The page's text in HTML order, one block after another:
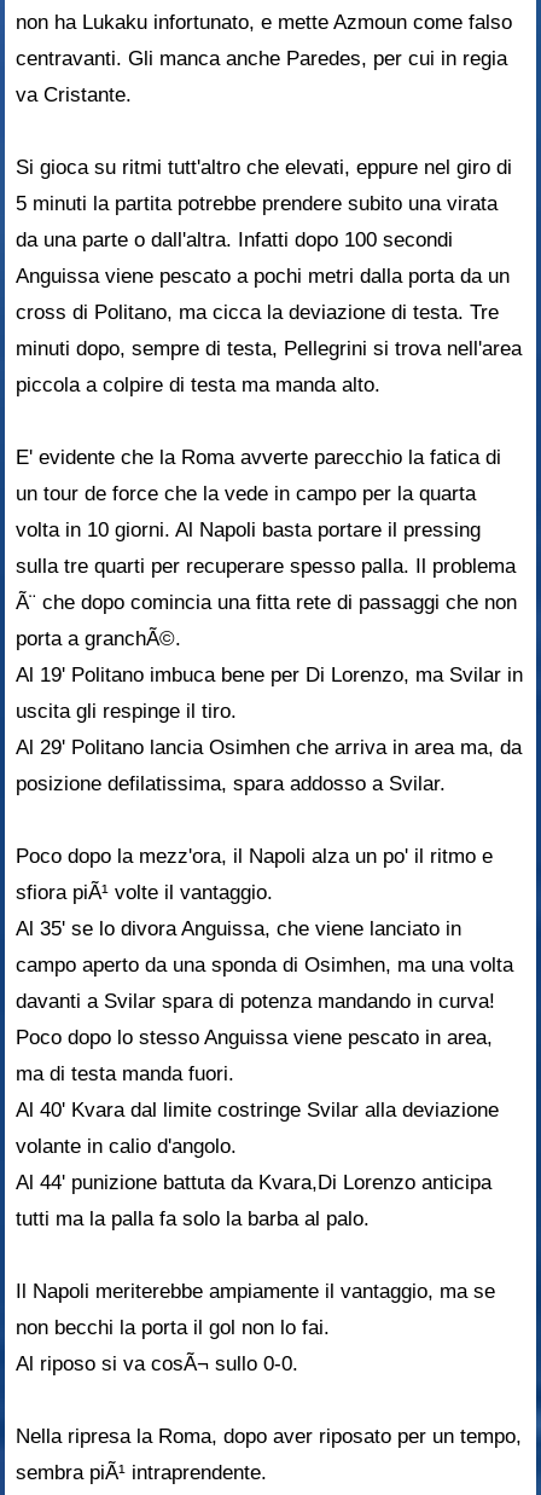
non ha Lukaku infortunato, e mette Azmoun come falso
centravanti. Gli manca anche Paredes, per cui in regia
va Cristante.
Si gioca su ritmi tutt'altro che elevati, eppure nel giro di
5 minuti la partita potrebbe prendere subito una virata
da una parte o dall'altra. Infatti dopo 100 secondi
Anguissa viene pescato a pochi metri dalla porta da un
cross di Politano, ma cicca la deviazione di testa. Tre
minuti dopo, sempre di testa, Pellegrini si trova nell'area
piccola a colpire di testa ma manda alto.
E' evidente che la Roma avverte parecchio la fatica di
un tour de force che la vede in campo per la quarta
volta in 10 giorni. Al Napoli basta portare il pressing
sulla tre quarti per recuperare spesso palla. Il problema
Ã¨ che dopo comincia una fitta rete di passaggi che non
porta a granchÃ©.
Al 19' Politano imbuca bene per Di Lorenzo, ma Svilar in
uscita gli respinge il tiro.
Al 29' Politano lancia Osimhen che arriva in area ma, da
posizione defilatissima, spara addosso a Svilar.
Poco dopo la mezz'ora, il Napoli alza un po' il ritmo e
sfiora piÃ¹ volte il vantaggio.
Al 35' se lo divora Anguissa, che viene lanciato in
campo aperto da una sponda di Osimhen, ma una volta
davanti a Svilar spara di potenza mandando in curva!
Poco dopo lo stesso Anguissa viene pescato in area,
ma di testa manda fuori.
Al 40' Kvara dal limite costringe Svilar alla deviazione
volante in calio d'angolo.
Al 44' punizione battuta da Kvara,Di Lorenzo anticipa
tutti ma la palla fa solo la barba al palo.
Il Napoli meriterebbe ampiamente il vantaggio, ma se
non becchi la porta il gol non lo fai.
Al riposo si va cosÃ¬ sullo 0-0.
Nella ripresa la Roma, dopo aver riposato per un tempo,
sembra piÃ¹ intraprendente.